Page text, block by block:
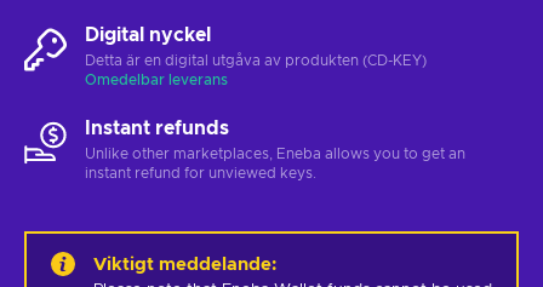
Digital nyckel
Detta är en digital utgåva av produkten (CD-KEY)
Omedelbar leverans
Instant refunds
Unlike other marketplaces, Eneba allows you to get an
instant refund for unviewed keys.
Viktigt meddelande: